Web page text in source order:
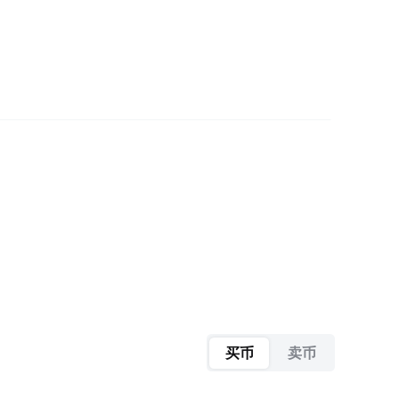
买币 卖币